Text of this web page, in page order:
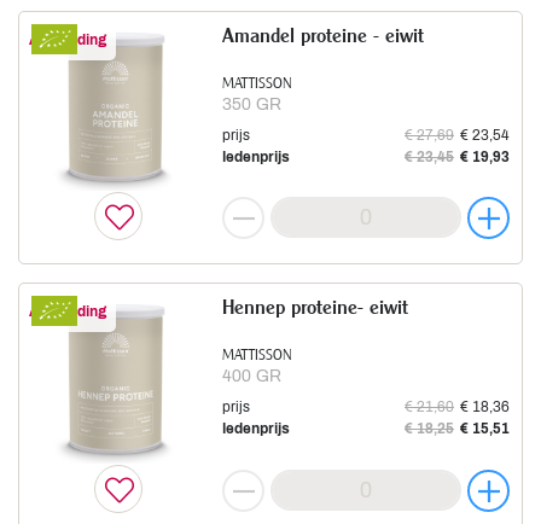
Aanbieding
MATTISSON
350 GR
Amandel proteine - eiwit
prijs € 27,69 € 23,54
ledenprijs
€ 23,45 € 19,93
Aanbieding
MATTISSON
400 GR
Hennep proteine- eiwit
prijs € 21,60 € 18,36
ledenprijs
€ 18,25 € 15,51